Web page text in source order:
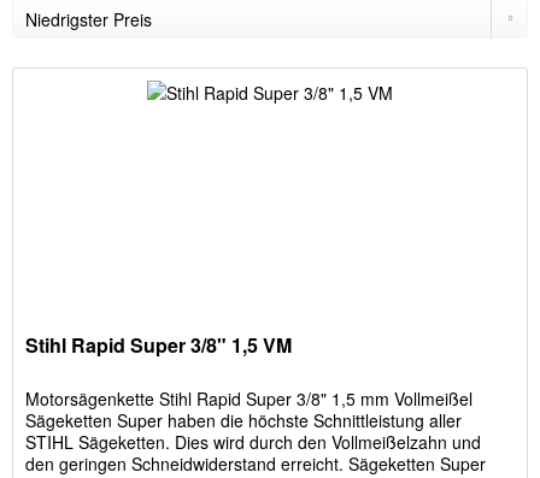
Stihl Rapid Super 3/8" 1,5 VM
Motorsägenkette Stihl Rapid Super 3/8" 1,5 mm Vollmeißel
Sägeketten Super haben die höchste Schnittleistung aller
STIHL Sägeketten. Dies wird durch den Vollmeißelzahn und
den geringen Schneidwiderstand erreicht. Sägeketten Super